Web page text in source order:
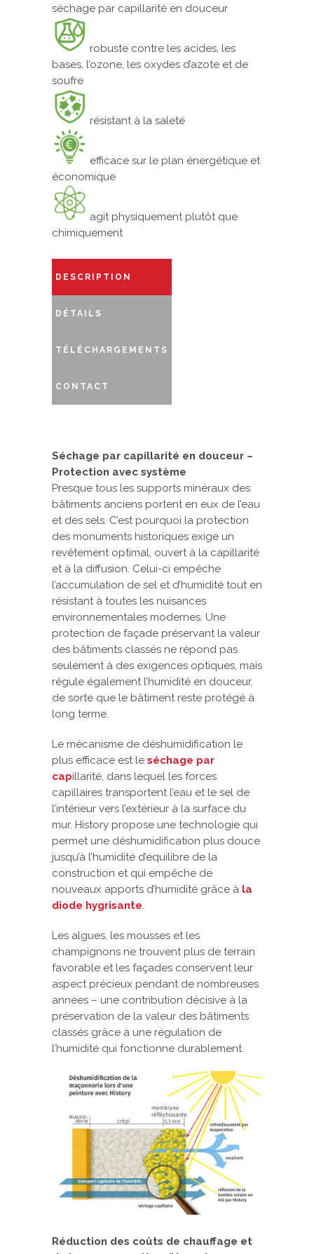
séchage par capillarité en douceur
robuste contre les acides, les
bases, l’ozone, les oxydes d’azote et de
soufre
résistant à la saleté
efficace sur le plan énergétique et
économique
agit physiquement plutôt que
chimiquement
DESCRIPTION
DÉTAILS
TÉLÉCHARGEMENTS
CONTACT
Séchage par capillarité en douceur –
Protection avec système
Presque tous les supports minéraux des
bâtiments anciens portent en eux de l’eau
et des sels. C’est pourquoi la protection
des monuments historiques exige un
revêtement optimal, ouvert à la capillarité
et à la diffusion. Celui-ci empêche
l’accumulation de sel et d’humidité tout en
résistant à toutes les nuisances
environnementales modernes. Une
protection de façade préservant la valeur
des bâtiments classés ne répond pas
seulement à des exigences optiques, mais
régule également l’humidité en douceur,
de sorte que le bâtiment reste protégé à
long terme.
Le mécanisme de déshumidification le
plus efficace est le séchage par
capillarité, dans lequel les forces
capillaires transportent l’eau et le sel de
l’intérieur vers l’extérieur à la surface du
mur. History propose une technologie qui
permet une déshumidification plus douce
jusqu’à l’humidité d’équilibre de la
construction et qui empêche de
nouveaux apports d’humidité grâce à la
diode hygrisante.
Les algues, les mousses et les
champignons ne trouvent plus de terrain
favorable et les façades conservent leur
aspect précieux pendant de nombreuses
années – une contribution décisive à la
préservation de la valeur des bâtiments
classés grâce à une régulation de
l’humidité qui fonctionne durablement.
Réduction des coûts de chauffage et